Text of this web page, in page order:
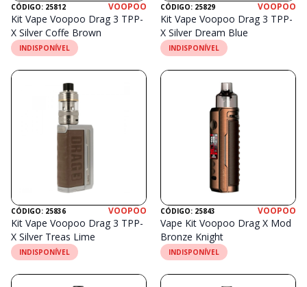
CÓDIGO: 25812 VOOPOO
Kit Vape Voopoo Drag 3 TPP-
X Silver Coffe Brown
INDISPONÍVEL
CÓDIGO: 25829 VOOPOO
Kit Vape Voopoo Drag 3 TPP-
X Silver Dream Blue
INDISPONÍVEL
CÓDIGO: 25836 VOOPOO
Kit Vape Voopoo Drag 3 TPP-
X Silver Treas Lime
INDISPONÍVEL
CÓDIGO: 25843 VOOPOO
Vape Kit Voopoo Drag X Mod
Bronze Knight
INDISPONÍVEL